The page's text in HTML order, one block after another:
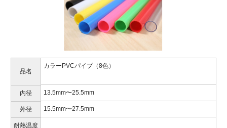
品名
カラーPVCパイプ（8色）
内径 13.5mm〜25.5mm
外径 15.5mm〜27.5mm
耐熱温度